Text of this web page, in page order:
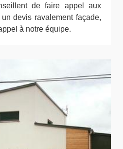
de faire appel aux
devis ravalement façade,
à notre équipe.